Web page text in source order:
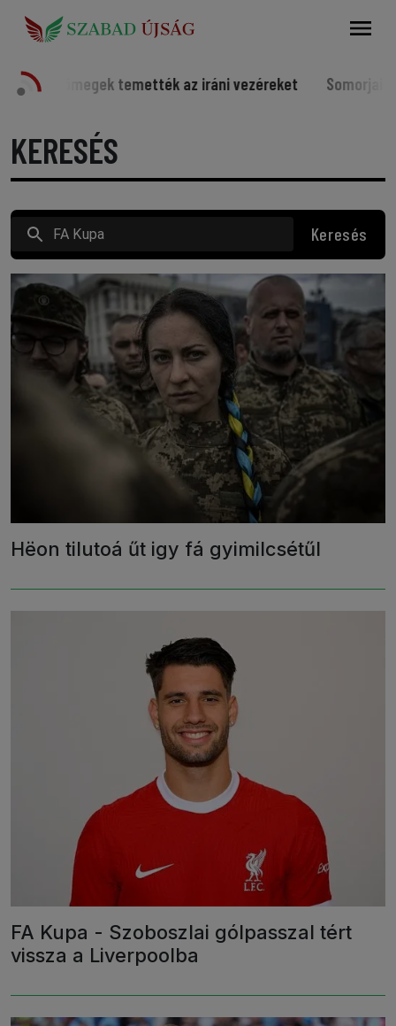
az iráni vezéreket Somorjai sportolók a világ
KERESÉS
Keresés
Hëon tilutoá űt igy fá gyimilcsétűl
FA Kupa - Szoboszlai gólpasszal tért
vissza a Liverpoolba